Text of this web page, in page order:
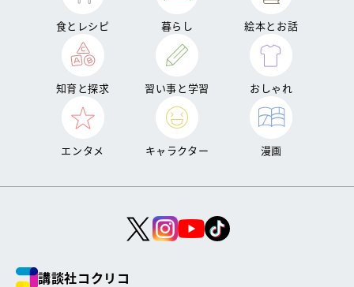
食とレシピ 暮らし 絵本とお話
知育と探求 習い事と学習 おしゃれ
エンタメ キャラクター 漫画
講談社コクリコ